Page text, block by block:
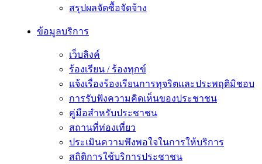
สรุปผลจัดซื้อจัดจ้าง
ข้อมูลบริการ
เว็บลิงค์
ร้องเรียน / ร้องทุกข์
แจ้งเรื่องร้องเรียนการทุจริตและประพฤติมิชอบ
การรับฟังความคิดเห็นของประชาชน
คู่มือสำหรับประชาชน
สถานที่ท่องเที่ยว
ประเมินความพึงพอใจในการให้บริการ
สถิติการใช้บริการประชาชน